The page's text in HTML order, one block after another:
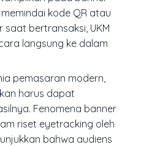
kode QR atau
bertransaksi, UKM
langsung ke dalam
pemasaran modern,
harus dapat
Fenomena banner
riset eyetracking oleh
bahwa audiens